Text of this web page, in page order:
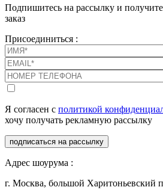
Подпишитесь на рассылку и
заказ
Присоединиться :
Я согласен с политикой
хочу получать рекламную рассылку
подписаться на рассылку
Адрес шоурума :
г. Москва, большой Харитоньевский